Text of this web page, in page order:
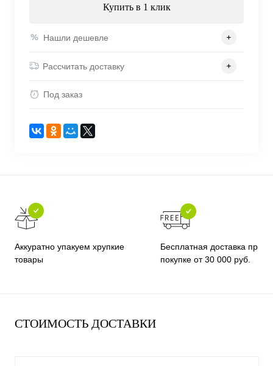
Купить в 1 клик
Нашли дешевле
Рассчитать доставку
Под заказ
Аккуратно упакуем хрупкие
товары
Бесплатная доставка при
покупке от 30 000 руб.
СТОИМОСТЬ ДОСТАВКИ